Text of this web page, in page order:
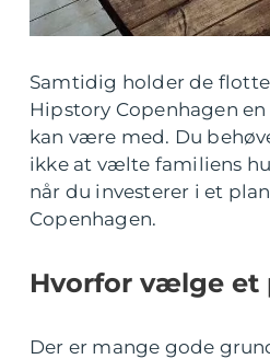
Samtidig holder de
Hipstory Copenhagen
kan være med. Du
ikke at vælte familiens
når du investerer i et
Copenhagen.
Hvorfor vælge et
Der er mange gode